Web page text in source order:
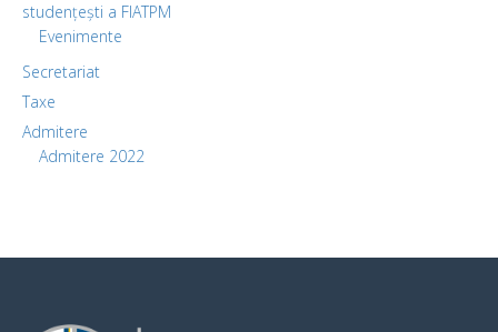
studențești a FIATPM
Evenimente
Secretariat
Taxe
Admitere
Admitere 2022